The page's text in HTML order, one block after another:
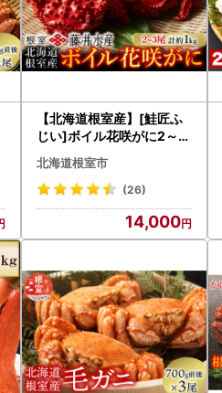
【北海道根室産】[鮭匠ふ
じい]ボイル花咲がに2～3
尾(計約1kg) A-42084
北海道根室市
(26)
14,000